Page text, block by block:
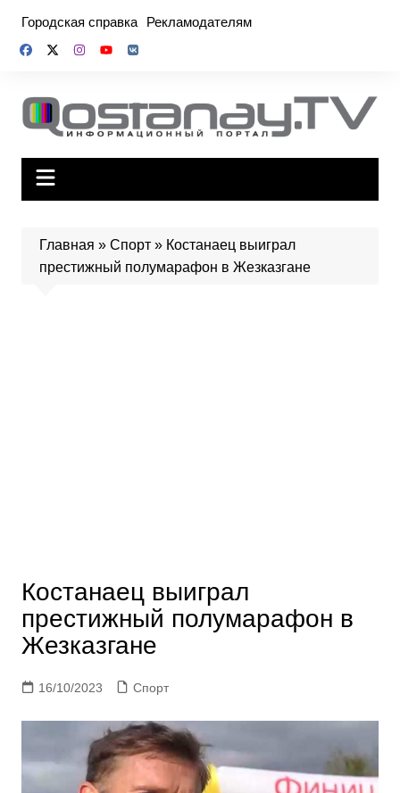
содержимому
Городская справка Рекламодателям
Главная » Спорт» Костанаец выиграл
престижный полумарафон в Жезказгане
Костанаец выиграл
престижный полумарафон в
Жезказгане
16/10/2023 Спорт